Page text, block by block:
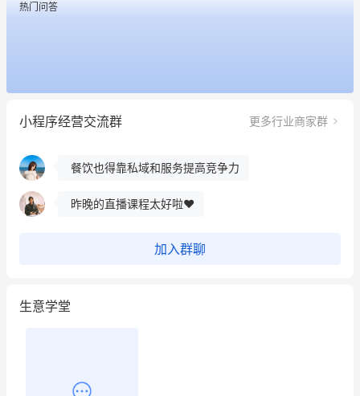
热门问答
小程序经营交流群 更多行业商家群
这个营销策划案例推荐大家看一下
用有赞就能在微信、小红书同时经营了
餐饮也得靠私域和服务提高竞争力
昨晚的直播课程太好啦❤️
加入群聊
生意学堂